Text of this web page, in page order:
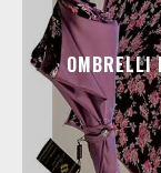
OMBRELLI